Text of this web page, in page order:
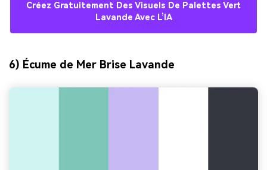
Créez Gratuitement Des Visuels De Palettes Vert
Lavande Avec L’IA
6) Écume de Mer Brise Lavande